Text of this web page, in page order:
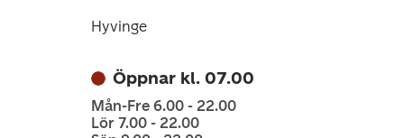
Hyvinge
Öppnar kl. 07.00
Mån-Fre 6.00 - 22.00
Lör 7.00 - 22.00